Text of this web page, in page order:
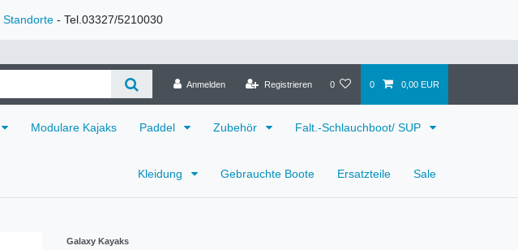
Standorte - Tel.03327/5210030
Anmelden
Registrieren 0 0 0,00 EUR
Modulare Kajaks Paddel Zubehör Falt.-Schlauchboot/ SUP
Kleidung Gebrauchte Boote Ersatzteile Sale
Galaxy Kayaks